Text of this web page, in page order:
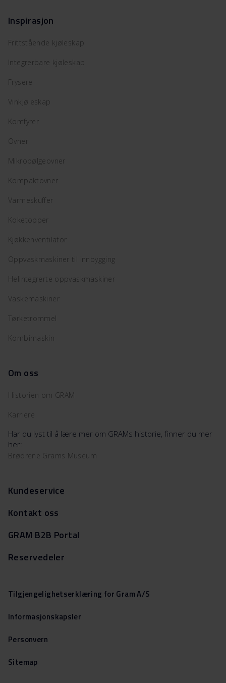
Inspirasjon
Frittstående kjøleskap
Integrerbare kjøleskap
Frysere
Vinkjøleskap
Komfyrer
Ovner
Mikrobølgeovner
Kompaktovner
Varmeskuffer
Koketopper
Kjøkkenventilator
Oppvaskmaskiner til innbygging
Helintegrerte oppvaskmaskiner
Vaskemaskiner
Tørketrommel
Kombimaskin
Om oss
Historien om GRAM
Karriere
Har du lyst til å lære mer om GRAMs historie, finner du mer
her:
Brødrene Grams Museum
Kundeservice
Kontakt oss
GRAM B2B Portal
Reservedeler
Tilgjengelighetserklæring for Gram A/S
Informasjonskapsler
Personvern
Sitemap